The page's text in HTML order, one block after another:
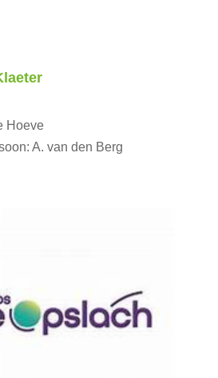
Hoeve
A. van den Berg